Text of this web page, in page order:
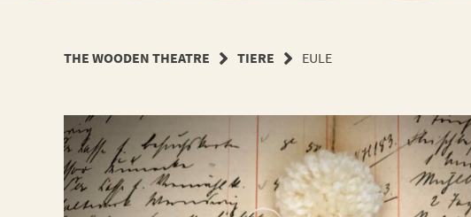
THE WOODEN THEATRE TIERE EULE